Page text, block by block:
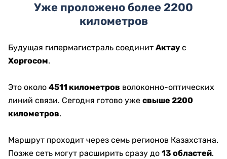
Уже проложено более 2200
километров
Будущая гипермагистраль соединит Актау с
Хоргосом.
Это около 4511 километров волоконно-оптических
линий связи. Сегодня готово уже свыше 2200
километров.
Маршрут проходит через семь регионов Казахстана.
Позже сеть могут расширить сразу до 13 областей.